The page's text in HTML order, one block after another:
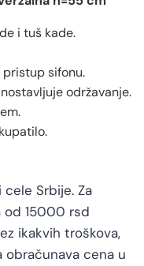
i tuš kade.
pristup sifonu.
održavanje.
Srbije. Za
od 15000 rsd
ikakvih troškova,
obračunava cena u